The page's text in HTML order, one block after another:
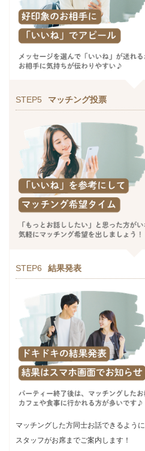
STEP5 マッチング投票
STEP6 結果発表
マッチングした方同士お話できるように
スタッフがお席までご案内します！